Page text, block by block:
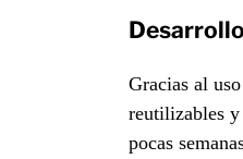
Gracias al
reutilizables y
pocas